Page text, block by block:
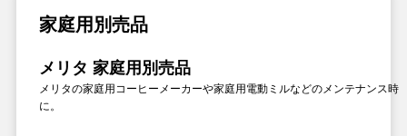
家庭用別売品
メリタ 家庭用別売品
メリタの家庭用コーヒーメーカーや家庭用電動ミルなどのメンテナンス時
に。